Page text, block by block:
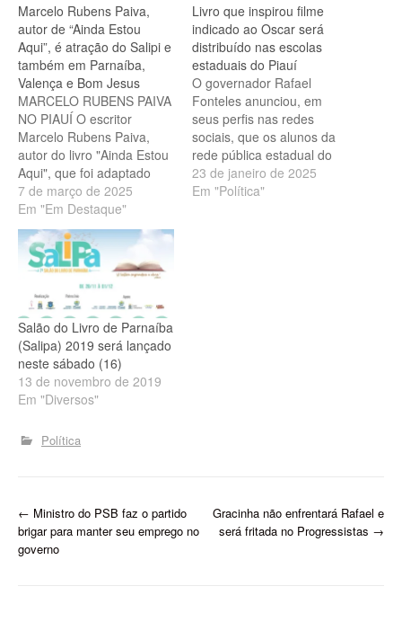
Marcelo Rubens Paiva,
autor de “Ainda Estou
Aqui”, é atração do Salipi e
também em Parnaíba,
Valença e Bom Jesus
MARCELO RUBENS PAIVA
NO PIAUÍ O escritor
Marcelo Rubens Paiva,
autor do livro "Ainda Estou
Aqui", que foi adaptado
para o cinema e deu ao
Brasil o 1º Oscar de Filme
Internacional neste ano,
confirmou que será
palestrante no Salão do
Livro do Piauí (Salipi) de
2025. Marcelo Rubens
Paiva com…
7 de março de 2025
Em "Em Destaque"
Livro que inspirou filme
indicado ao Oscar será
distribuído nas escolas
estaduais do Piauí
O governador Rafael
Fonteles anunciou, em
seus perfis nas redes
sociais, que os alunos da
rede pública estadual do
Piauí terão acesso ao livro
"Ainda Estou Aqui", escrito
23 de janeiro de 2025
Em "Política"
Salão do Livro de Parnaíba
(Salipa) 2019 será lançado
neste sábado (16)
13 de novembro de 2019
Em "Diversos"
Política
P
o
← Ministro do PSB faz o partido
brigar para manter seu emprego no
governo
Gracinha não enfrentará Rafael e
será fritada no Progressistas →